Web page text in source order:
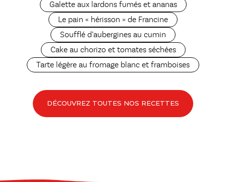
Galette aux lardons fumés et ananas
Le pain « hérisson » de Francine
Soufflé d’aubergines au cumin
Cake au chorizo et tomates séchées
Tarte légère au fromage blanc et framboises
DÉCOUVREZ TOUTES NOS RECETTES